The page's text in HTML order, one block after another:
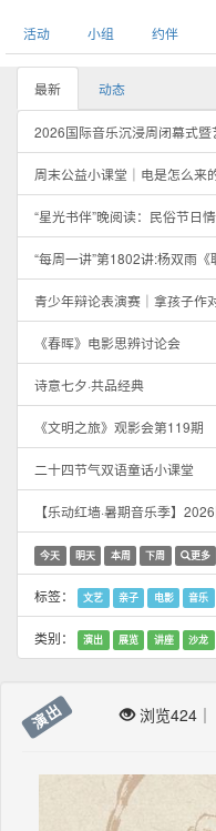
活动 小组 约伴
最新 动态
2026国际音乐沉浸周闭幕式
周末公益小课堂｜电是怎么来
“星光书伴”晚阅读：民俗节日
“每周一讲”第1802讲:杨双雨《
青少年辩论表演赛｜拿孩子作
《春晖》电影思辨讨论会
诗意七夕·共品经典
《文明之旅》观影会第119期
二十四节气双语童话小课堂
【乐动红墙·暑期音乐季】
今天 明天 本周 下周 更多
标签： 文艺 亲子 电影 音乐
类别： 演出 展览 讲座 沙龙
演出 浏览424｜